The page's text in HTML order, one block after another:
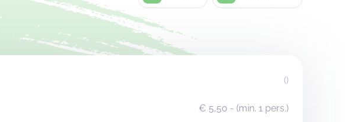
()
€ 5,50 - (min. 1 pers.)